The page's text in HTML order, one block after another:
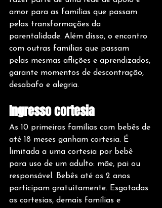
amor para as famílias que passam
pelas transformações da
parentalidade. Além disso, o encontro
com outras famílias que passam
pelas mesmas aflições e aprendizados,
garante momentos de descontração,
desabafo e alegria.
Ingresso cortesia
As 10 primeiras famílias com bebês de
até 18 meses ganham cortesia. É
limitada a uma cortesia por bebê
para uso de um adulto: mãe, pai ou
responsável. Bebês até os 2 anos
participam gratuitamente. Esgotadas
as cortesias, demais famílias e